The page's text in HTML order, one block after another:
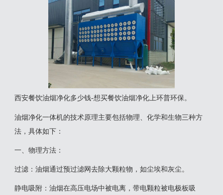
西安餐饮油烟净化多少钱-想买餐饮油烟净化上环普环保。
‌油烟净化一体机‌的技术原理主要包括物理、化学和生物三种方
法，具体如下：
一‌、物理方法‌：
‌过滤‌：油烟通过预过滤网去除大颗粒物，如尘埃和灰尘。
‌静电吸附‌：油烟在高压电场中被电离，带电颗粒被电极板吸